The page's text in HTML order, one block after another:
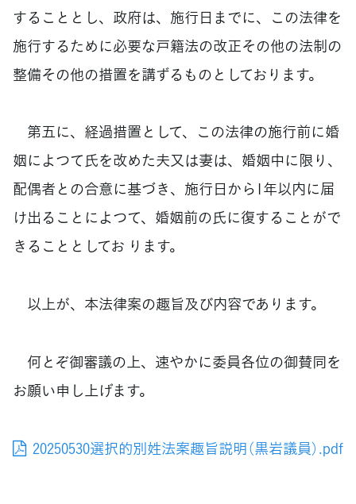
することとし、政府は、施行日までに、この法律を
施行するために必要な戸籍法の改正その他の法制の
整備その他の措置を講ずるものとしております。
第五に、経過措置として、この法律の施行前に婚
姻によつて氏を改めた夫又は妻は、婚姻中に限り、
配偶者との合意に基づき、施行日から1年以内に届
け出ることによつて、婚姻前の氏に復することがで
きることとしてお ります。
以上が、本法律案の趣旨及び内容であります。
何とぞ御審議の上、速やかに委員各位の御賛同を
お願い申し上げます。
20250530選択的別姓法案趣旨説明（黒岩議員）.pdf